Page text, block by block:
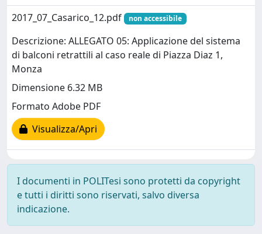
2017_07_Casarico_12.pdf non accessibile
Descrizione: ALLEGATO 05: Applicazione del sistema
di balconi retrattili al caso reale di Piazza Diaz 1,
Monza
Dimensione 6.32 MB
Formato Adobe PDF
Visualizza/Apri
I documenti in POLITesi sono protetti da copyright
e tutti i diritti sono riservati, salvo diversa
indicazione.